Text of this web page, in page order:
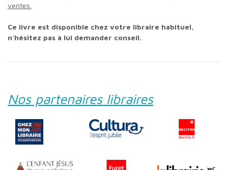
ventes.
Ce livre est disponible chez votre libraire habituel,
n'hésitez pas à lui demander conseil.
Nos partenaires libraires